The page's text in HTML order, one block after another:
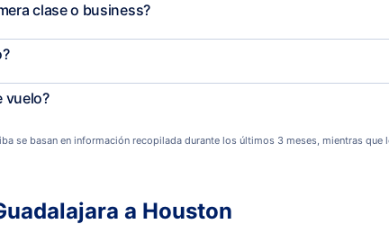
clase o business?
vuelo?
se basan en información recopilada durante los últimos 3 meses, mientras
a Houston